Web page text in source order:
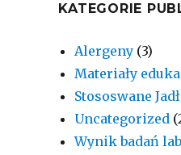
KATEGORIE
Alergeny (3)
Materiały
Stososwane
Uncategorized
Wynik badań